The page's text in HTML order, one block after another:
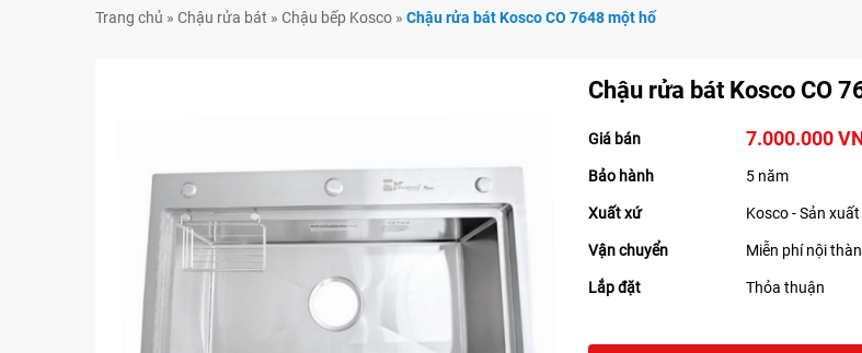
Trang chủ » Chậu rửa bát » Chậu bếp Kosco » Chậu rửa bát Kosco CO 7648 một hố
Chậu rửa bát Kosco CO
Giá bán 7.000.000
Bảo hành 5 năm
Xuất xứ Kosco - Sản
Vận chuyển Miễn phí nội
Lắp đặt Thỏa thuận